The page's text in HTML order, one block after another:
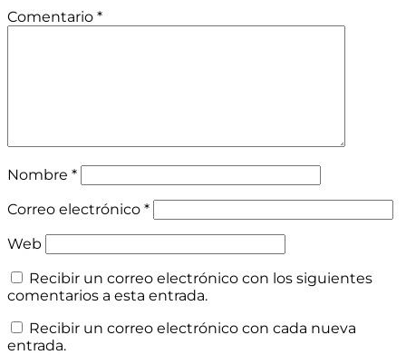
Comentario *
Nombre *
Correo electrónico *
Web
Recibir un correo electrónico con los siguientes
comentarios a esta entrada.
Recibir un correo electrónico con cada nueva
entrada.